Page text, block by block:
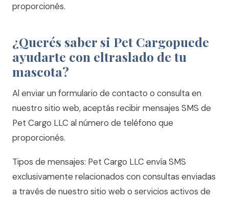
proporcionés.
¿Querés saber si Pet Cargopuede
ayudarte con eltraslado de tu
mascota?
Al enviar un formulario de contacto o consulta en
nuestro sitio web, aceptás recibir mensajes SMS de
Pet Cargo LLC al número de teléfono que
proporcionés.
Tipos de mensajes: Pet Cargo LLC envía SMS
exclusivamente relacionados con consultas enviadas
a través de nuestro sitio web o servicios activos de